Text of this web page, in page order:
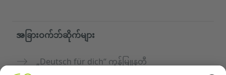
အခြားဝက်ဘ်ဆိုက်များ
„Deutsch für dich“ ကွန်မြူနတီ